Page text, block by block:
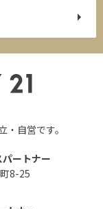
自営です。
パートナー
町8-25